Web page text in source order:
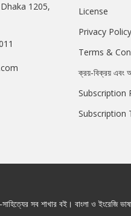
1205,
License
Privacy Policy
Terms &
ক্রয়-বিক্রয় এবং
Subscription
Subscription
সব শাখার বই। বাংলা ও ইংরেজি